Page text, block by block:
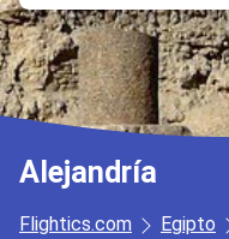
Alejandría
Flightics.com Egipto